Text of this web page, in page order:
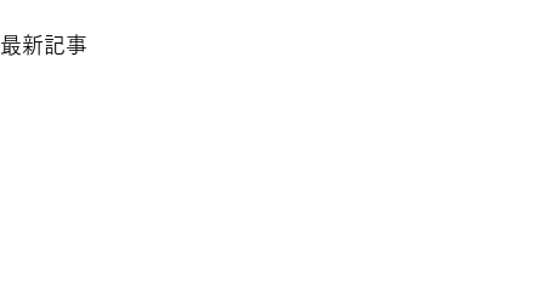
最新記事